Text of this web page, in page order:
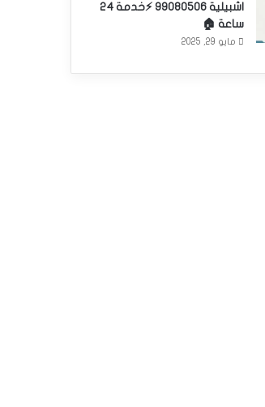
اشبيلية 99080506 ⚡خدمة 24
ساعة 🏠
مايو 29, 2025